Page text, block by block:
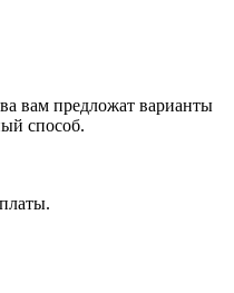
вам предложат варианты
способ.